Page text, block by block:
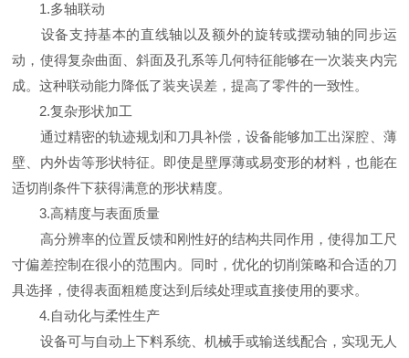
1.多轴联动
设备支持基本的直线轴以及额外的旋转或摆动轴的同步运
动，使得复杂曲面、斜面及孔系等几何特征能够在一次装夹内完
成。这种联动能力降低了装夹误差，提高了零件的一致性。
2.复杂形状加工
通过精密的轨迹规划和刀具补偿，设备能够加工出深腔、薄
壁、内外齿等形状特征。即使是壁厚薄或易变形的材料，也能在
适切削条件下获得满意的形状精度。
3.高精度与表面质量
高分辨率的位置反馈和刚性好的结构共同作用，使得加工尺
寸偏差控制在很小的范围内。同时，优化的切削策略和合适的刀
具选择，使得表面粗糙度达到后续处理或直接使用的要求。
4.自动化与柔性生产
设备可与自动上下料系统、机械手或输送线配合，实现无人